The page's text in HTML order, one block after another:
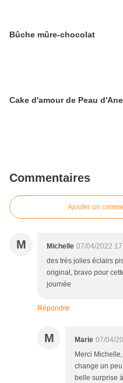
Bûche mûre-chocolat
Cake d'amour de Peau d'Ane
Commentaires
Ajouter un
M Michelle 07/04/2022
des très jolies éclairs
original, bravo pour
journée
Répondre
M Marie 07/04/
Merci
change un
belle surprise